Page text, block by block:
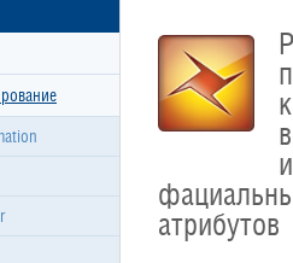
атрибутов